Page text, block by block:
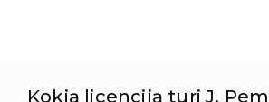
Kokią licenciją turi J.